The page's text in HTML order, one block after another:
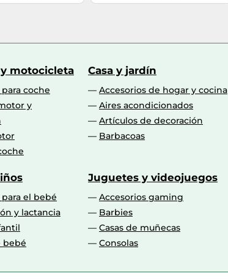
motocicleta
coche
y
Casa y jardín
Accesorios de hogar y cocina
Aires acondicionados
Artículos de decoración
Barbacoas
el bebé
y lactancia
bebé
Juguetes y videojuegos
Accesorios gaming
Barbies
Casas de muñecas
Consolas